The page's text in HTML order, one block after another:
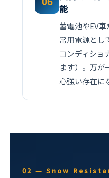
能
蓄電池やEV
常用電源とし
コンディショ
ます）。万が
心強い存在に
02 — Snow